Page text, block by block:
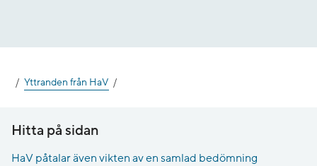
Yttranden från HaV
Hitta på sidan
HaV påtalar även vikten av en samlad bedömning